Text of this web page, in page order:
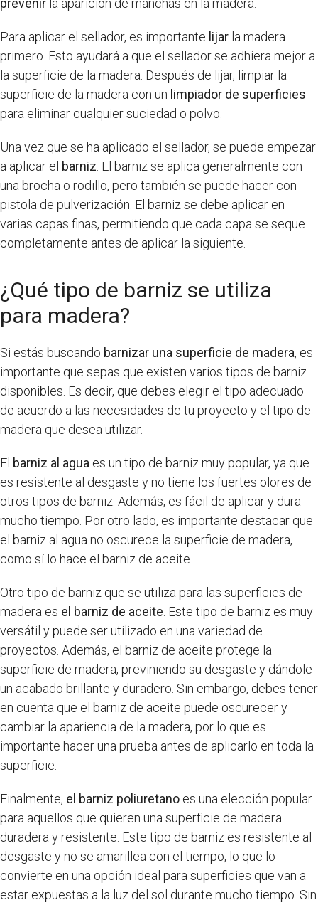
Para aplicar el sellador, es importante lijar la madera
primero. Esto ayudará a que el sellador se adhiera mejor a
la superficie de la madera. Después de lijar, limpiar la
superficie de la madera con un limpiador de superficies
para eliminar cualquier suciedad o polvo.
Una vez que se ha aplicado el sellador, se puede empezar
a aplicar el barniz . El barniz se aplica generalmente con
una brocha o rodillo, pero también se puede hacer con
pistola de pulverización. El barniz se debe aplicar en
varias capas finas, permitiendo que cada capa se seque
completamente antes de aplicar la siguiente.
¿Qué tipo de barniz se utiliza
para madera?
Si estás buscando barnizar una superficie de madera, es
importante que sepas que existen varios tipos de barniz
disponibles. Es decir, que debes elegir el tipo adecuado
de acuerdo a las necesidades de tu proyecto y el tipo de
madera que desea utilizar.
El barniz al agua es un tipo de barniz muy popular, ya que
es resistente al desgaste y no tiene los fuertes olores de
otros tipos de barniz. Además, es fácil de aplicar y dura
mucho tiempo. Por otro lado, es importante destacar que
el barniz al agua no oscurece la superficie de madera,
como sí lo hace el barniz de aceite.
Otro tipo de barniz que se utiliza para las superficies de
madera es el barniz de aceite . Este tipo de barniz es muy
versátil y puede ser utilizado en una variedad de
proyectos. Además, el barniz de aceite protege la
superficie de madera, previniendo su desgaste y dándole
un acabado brillante y duradero. Sin embargo, debes tener
en cuenta que el barniz de aceite puede oscurecer y
cambiar la apariencia de la madera, por lo que es
importante hacer una prueba antes de aplicarlo en toda la
superficie.
Finalmente, el barniz poliuretano es una elección popular
para aquellos que quieren una superficie de madera
duradera y resistente. Este tipo de barniz es resistente al
desgaste y no se amarillea con el tiempo, lo que lo
convierte en una opción ideal para superficies que van a
estar expuestas a la luz del sol durante mucho tiempo. Sin